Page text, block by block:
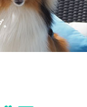
。